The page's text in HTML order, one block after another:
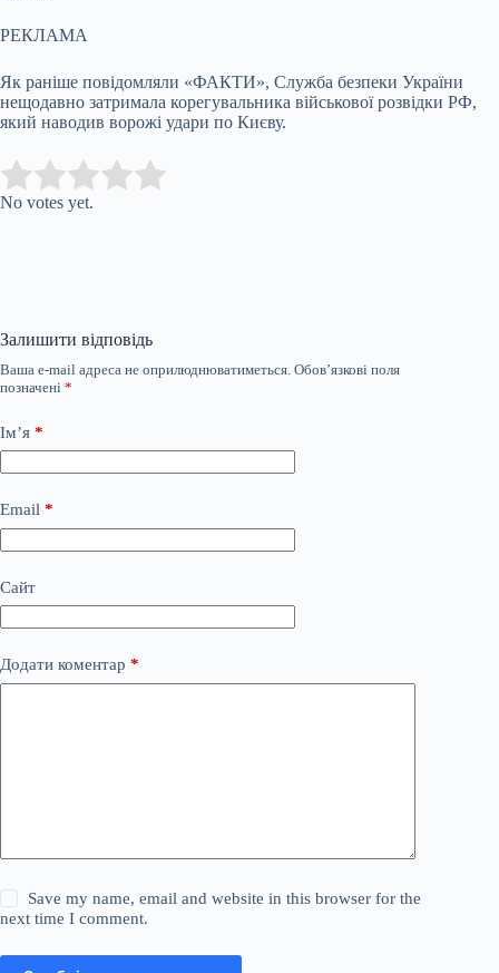
РЕКЛАМА
Як раніше повідомляли «ФАКТИ», Служба безпеки України
нещодавно затримала корегувальника військової розвідки РФ,
який наводив ворожі удари по Києву.
Rate this item:
No votes yet.
Залишити відповідь
Ваша e-mail адреса не оприлюднюватиметься. Обов’язкові поля
позначені *
Ім’я *
Email *
Сайт
Додати коментар *
Save my name, email and website in this browser for the
next time I comment.